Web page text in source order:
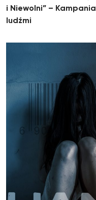
i Niewolni” –
ludźmi